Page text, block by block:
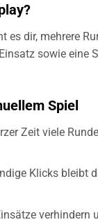
es dir, mehrere
sowie eine
Spiel
Zeit viele
Klicks bleibt
verhindern